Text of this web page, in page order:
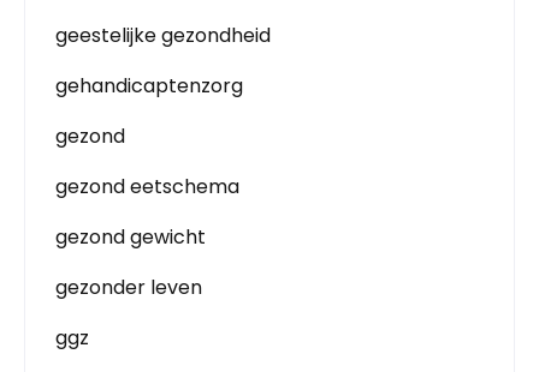
geestelijke gezondheid
gehandicaptenzorg
gezond
gezond eetschema
gezond gewicht
gezonder leven
ggz